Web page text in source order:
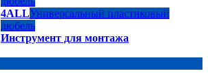
4ALLУниверсальный пластиковый
дюбель
Инструмент для монтажа